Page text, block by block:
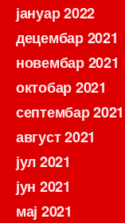
јануар 2022
децембар 2021
новембар 2021
октобар 2021
септембар 2021
август 2021
јул 2021
јун 2021
мај 2021